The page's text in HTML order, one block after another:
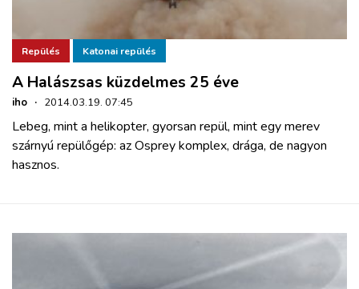
Repülés Katonai repülés
A Halászsas küzdelmes 25 éve
iho · 2014.03.19. 07:45
Lebeg, mint a helikopter, gyorsan repül, mint egy merev
szárnyú repülőgép: az Osprey komplex, drága, de nagyon
hasznos.